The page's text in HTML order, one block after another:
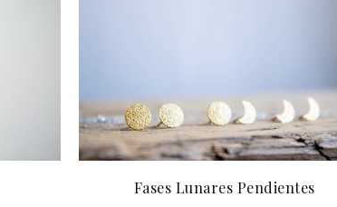
Fases Lunares Pendientes